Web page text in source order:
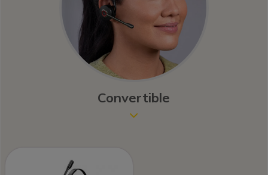
Convertible